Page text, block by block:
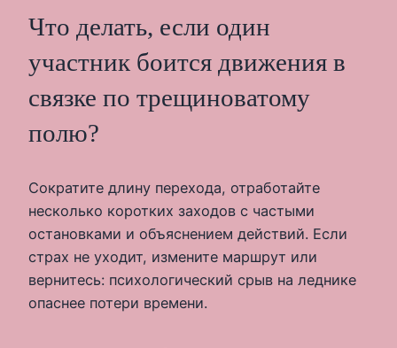
Что делать, если один
участник боится движения в
связке по трещиноватому
полю?
Сократите длину перехода, отработайте
несколько коротких заходов с частыми
остановками и объяснением действий. Если
страх не уходит, измените маршрут или
вернитесь: психологический срыв на леднике
опаснее потери времени.